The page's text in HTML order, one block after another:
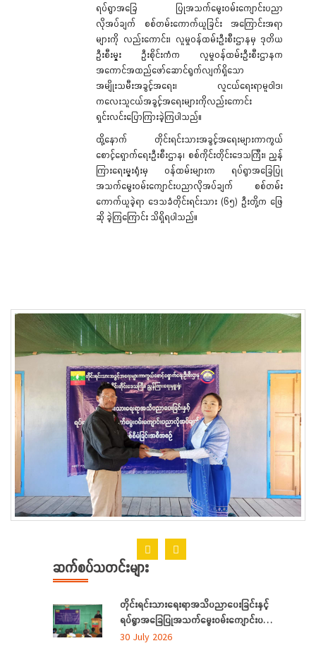
ရပ်ရွာအခြေ ပြုအသက်မွေးဝမ်းကျောင်းပညာ
လိုအပ်ချက် စစ်တမ်းကောက်ယူခြင်း အကြောင်းအရာ
များကို လည်းကောင်း၊ လူမှုဝန်ထမ်းဦးစီးဌာနမှ ဒုတိယ
ဦးစီးမှူး ဦးစိုင်းကံက လူမှုဝန်ထမ်းဦးစီးဌာနက
အကောင်အထည်ဖော်ဆောင်ရွက်လျက်ရှိသော
အမျိုးသမီးအခွင့်အရေး၊ လူငယ်ရေးရာမူဝါဒ၊
ကလေးသူငယ်အခွင့်အရေးများကိုလည်းကောင်း
ရှင်းလင်းပြောကြားခဲ့ကြပါသည်။
ထို့နောက် တိုင်းရင်းသားအခွင့်အရေးများကာကွယ်
စောင့်ရှောက်ရေးဦးစီးဌာန၊ စစ်ကိုင်းတိုင်းဒေသကြီး၊ ညွှန်
ကြားရေးမှူးရုံးမှ ဝန်ထမ်းများက ရပ်ရွာအခြေပြု
အသက်မွေးဝမ်းကျောင်းပညာလိုအပ်ချက် စစ်တမ်း
ကောက်ယူခဲ့ရာ ဒေသခံတိုင်းရင်းသား (၆၅) ဦးတို့က ဖြေ
ဆို ခဲ့ကြကြောင်း သိရှိရပါသည်။
ဆက်စပ်သတင်းများ
တိုင်းရင်းသားရေးရာအသိပညာပေးခြင်းနှင့်
ရပ်ရွာအခြေပြုအသက်မွေးဝမ်းကျောင်းပညာ
လိုအပ်ချက်တို့ကို ဆန်းစစ်စီမံခြင်းအစီအစဉ်
30 July 2026